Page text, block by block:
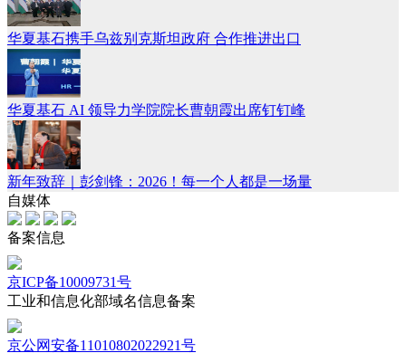
华夏基石携手乌兹别克斯坦政府 合作推进出口
华夏基石 AI 领导力学院院长曹朝霞出席钉钉峰
新年致辞｜彭剑锋：2026！每一个人都是一场量
自媒体
备案信息
京ICP备10009731号
工业和信息化部域名信息备案
京公网安备11010802022921号